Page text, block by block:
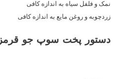
نمک و فلفل سیاه به اندازه کافی
زردچوبه و روغن مایع به اندازه کافی
دستور پخت سوپ جو قرمز